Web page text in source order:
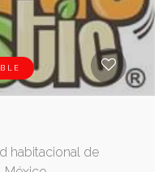
habitacional de